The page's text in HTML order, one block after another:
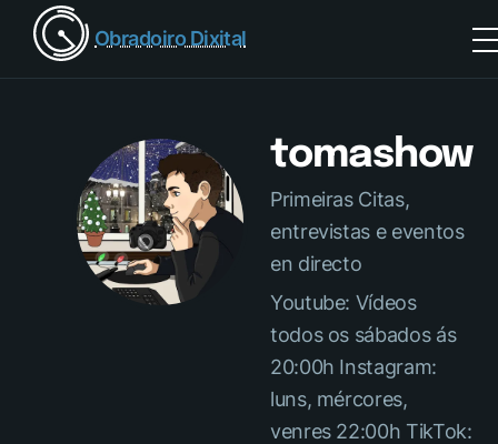
Obradoiro Dixital
tomashow
Primeiras Citas,
entrevistas e eventos
en directo
Youtube: Vídeos
todos os sábados ás
20:00h Instagram:
luns, mércores,
venres 22:00h TikTok: